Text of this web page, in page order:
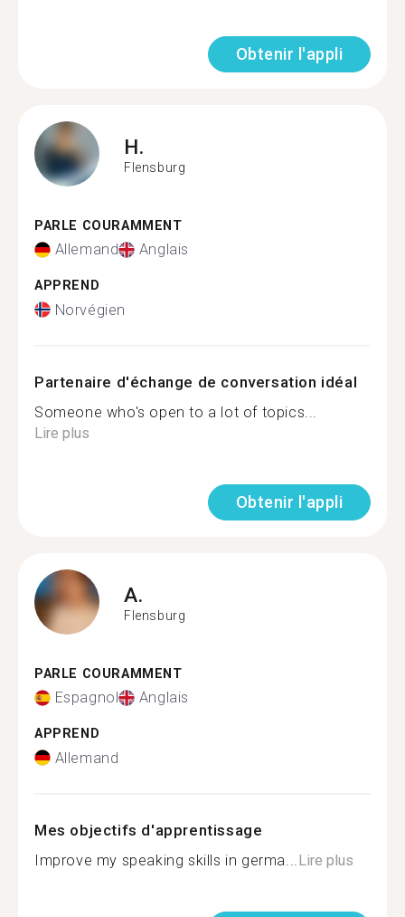
Obtenir l'appli
H.
Flensburg
PARLE COURAMMENT
Allemand Anglais
APPREND
Norvégien
Partenaire d'échange de conversation idéal
Someone who's open to a lot of topics...
Lire plus
Obtenir l'appli
A.
Flensburg
PARLE COURAMMENT
Espagnol Anglais
APPREND
Allemand
Mes objectifs d'apprentissage
Improve my speaking skills in germa... Lire plus